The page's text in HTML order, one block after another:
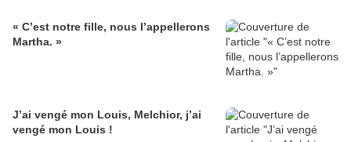
« C’est notre fille, nous l’appellerons
Martha. »
J’ai vengé mon Louis, Melchior, j’ai
vengé mon Louis !